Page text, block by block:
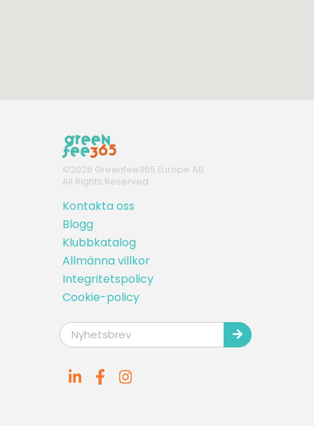
©2026 Greenfee365 Europe AB.
All Rights Reserved
Kontakta oss
Blogg
Klubbkatalog
Allmänna villkor
Integritetspolicy
Cookie-policy